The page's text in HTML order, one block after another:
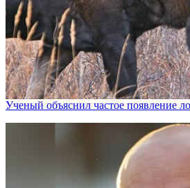
Ученый объяснил частое появление